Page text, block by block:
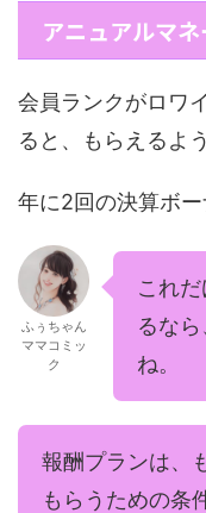
アニュアルマ
会員ランクがロワ
ると、もらえるよ
年に2回の決算ボー
ふぅちゃん
ママコミッ
ク
これ
るな
ね。
報酬プランは、
もらうための条